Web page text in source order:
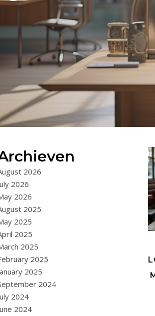
2026
2026
2026
2025
2025
2025
2025
2025
2025
2024
2024
2024